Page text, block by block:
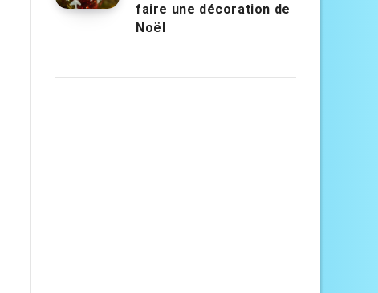
faire une décoration de
Noël